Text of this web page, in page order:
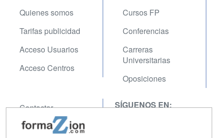
Quienes somos
Tarifas publicidad
Acceso Usuarios
Acceso Centros
Cursos FP
Conferencias
Carreras
Universitarias
Oposiciones
Contactar
Confidencialidad
SÍGUENOS EN: